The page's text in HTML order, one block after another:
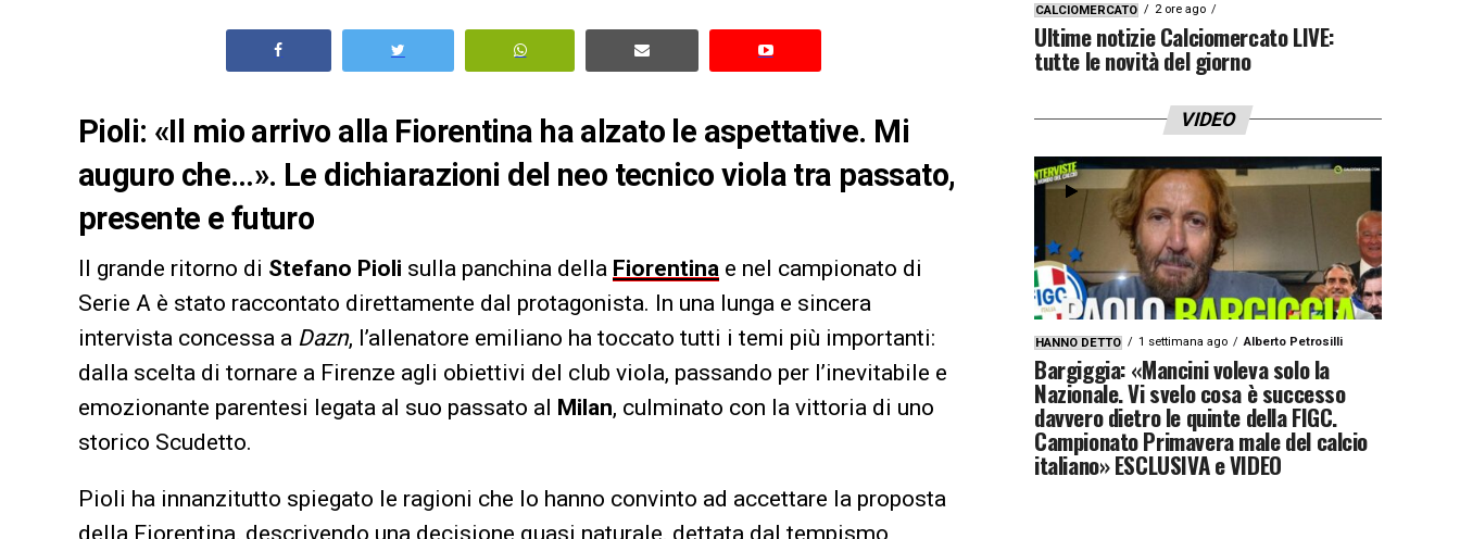
Pioli: «Il mio arrivo alla Fiorentina ha alzato le aspettative. Mi
auguro che…». Le dichiarazioni del neo tecnico viola tra passato,
presente e futuro
Il grande ritorno di Stefano Pioli sulla panchina della Fiorentina e nel campionato di
Serie A è stato raccontato direttamente dal protagonista. In una lunga e sincera
intervista concessa a Dazn, l’allenatore emiliano ha toccato tutti i temi più importanti:
dalla scelta di tornare a Firenze agli obiettivi del club viola, passando per l’inevitabile e
emozionante parentesi legata al suo passato al Milan, culminato con la vittoria di uno
storico Scudetto.
Pioli ha innanzitutto spiegato le ragioni che lo hanno convinto ad accettare la proposta
della Fiorentina, descrivendo una decisione quasi naturale, dettata dal tempismo
CALCIOMERCATO 2 ore ago
Ultime notizie Calciomercato LIVE:
tutte le novità del giorno
VIDEO
HANNO DETTO 1 settimana ago Alberto Petrosilli
Bargiggia: «Mancini voleva solo la
Nazionale. Vi svelo cosa è successo
davvero dietro le quinte della FIGC.
Campionato Primavera male del calcio
italiano» ESCLUSIVA e VIDEO